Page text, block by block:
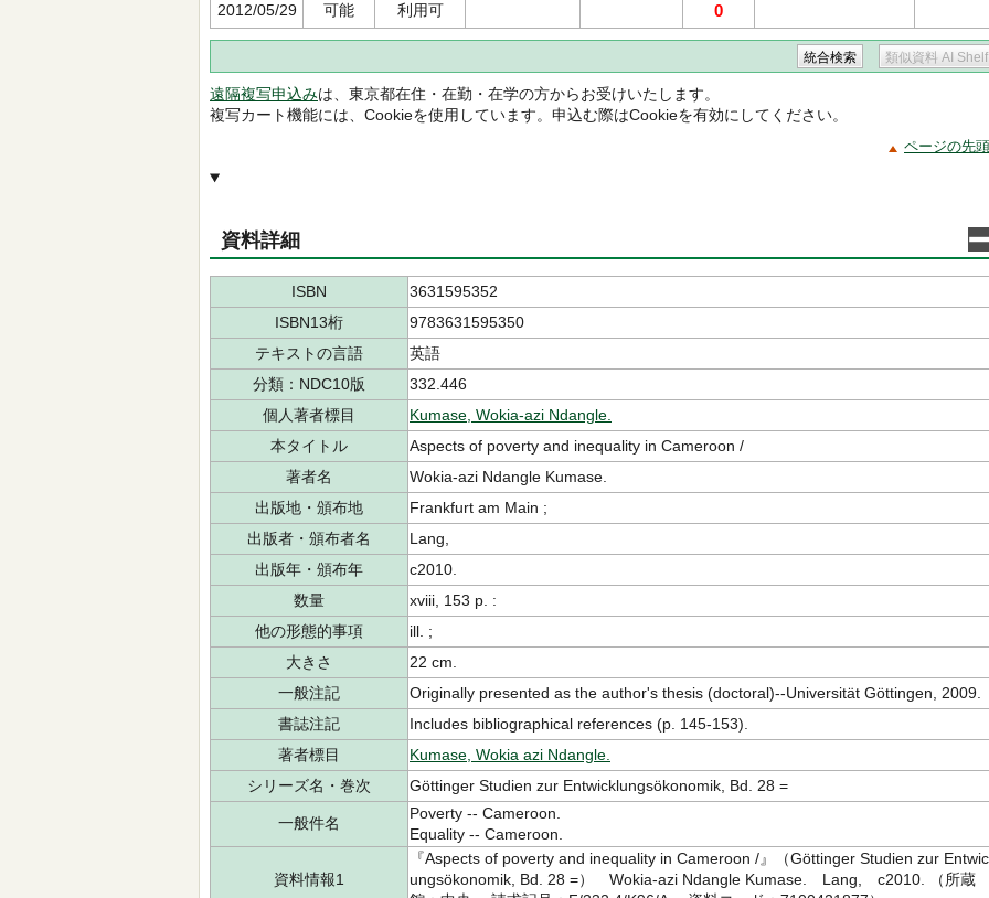
2012/05/29 可能 利用可 0
遠隔複写申込みは、東京都在住・在勤・在学の方からお受けいたします。
複写カート機能には、Cookieを使用しています。申込む際はCookieを有効にしてください。
ページの先
資料詳細
ISBN
3631595352
ISBN13桁
9783631595350
テキストの言語
英語
分類：NDC10版
332.446
個人著者標目
Kumase, Wokia-azi Ndangle.
本タイトル
Aspects of poverty and inequality in Cameroon /
著者名
Wokia-azi Ndangle Kumase.
出版地・頒布地
Frankfurt am Main ;
出版者・頒布者名
Lang,
出版年・頒布年
c2010.
数量
xviii, 153 p. :
他の形態的事項
ill. ;
大きさ
22 cm.
一般注記
Originally presented as the author's thesis (doctoral)--Universität Göttingen, 2009.
書誌注記
Includes bibliographical references (p. 145-153).
著者標目
Kumase, Wokia azi Ndangle.
シリーズ名・巻次
Göttinger Studien zur Entwicklungsökonomik, Bd. 28 =
一般件名
Poverty -- Cameroon.
Equality -- Cameroon.
資料情報1
『Aspects of poverty and inequality in Cameroon /』（Göttinger Studien zur
ungsökonomik, Bd. 28 =） Wokia-azi Ndangle Kumase. Lang, c2010. （所蔵